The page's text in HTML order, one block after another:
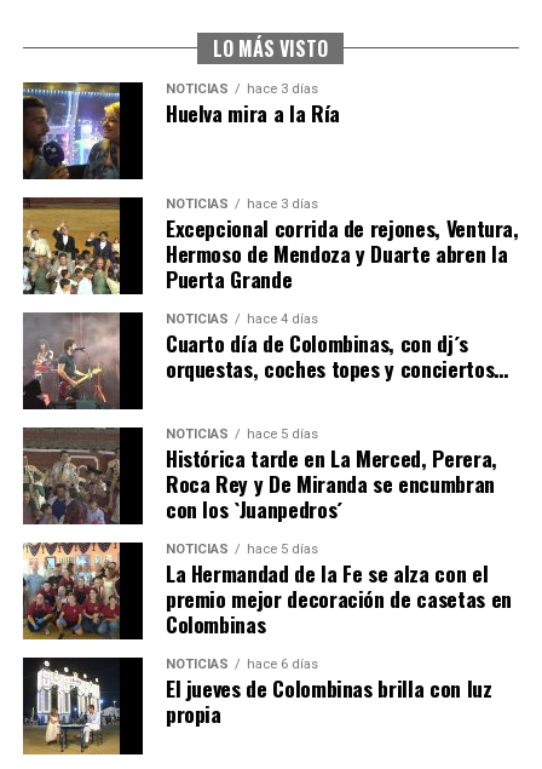
6º DÍA DE LAS FIESTAS COLOMBINAS 2026
hace 2 días Huelvatv
QUINTA CORRIDA DE LAS FIESTAS COLOMBINAS
2026
hace 3 días· Huelvatv
LO MÁS VISTO
NOTICIAS hace 3 días
Huelva mira a la Ría
NOTICIAS hace 3 días
Excepcional corrida de rejones, Ventura,
Hermoso de Mendoza y Duarte abren la
Puerta Grande
NOTICIAS hace 4 días
Cuarto día de Colombinas, con dj´s
orquestas, coches topes y conciertos…
NOTICIAS hace 5 días
Histórica tarde en La Merced, Perera,
Roca Rey y De Miranda se encumbran
con los `Juanpedros´
NOTICIAS hace 5 días
La Hermandad de la Fe se alza con el
premio mejor decoración de casetas en
Colombinas
NOTICIAS hace 6 días
El jueves de Colombinas brilla con luz
propia